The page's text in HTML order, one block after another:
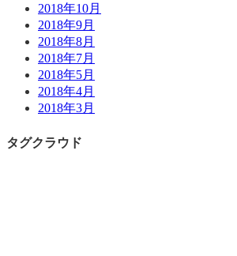
2018年10月
2018年9月
2018年8月
2018年7月
2018年5月
2018年4月
2018年3月
タグクラウド